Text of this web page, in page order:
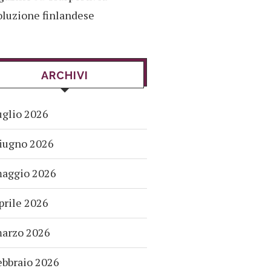
finlandese
ARCHIVI
2026
2026
2026
2026
2026
2026